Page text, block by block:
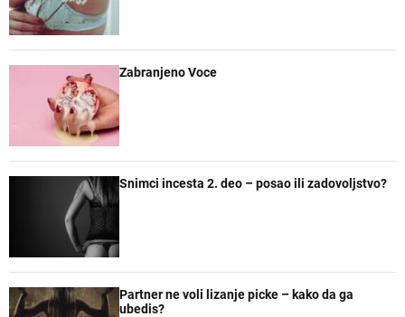
a
r
Zabranjeno Voce
Snimci incesta 2. deo – posao ili zadovoljstvo?
Partner ne voli lizanje picke – kako da ga
ubedis?